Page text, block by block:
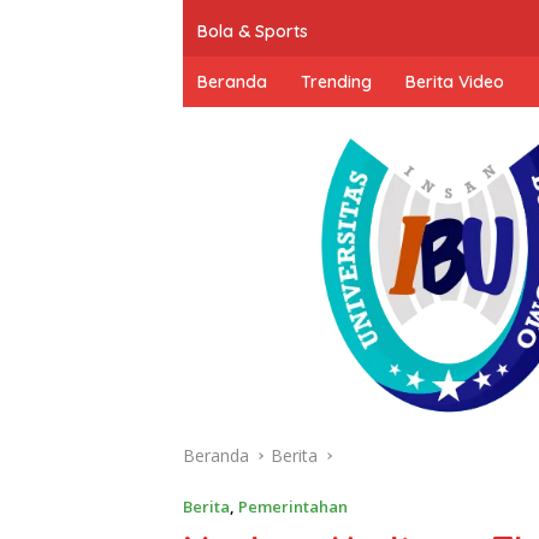
Bola & Sports
Beranda Trending Berita Video
Beranda Berita
Berita, Pemerintahan